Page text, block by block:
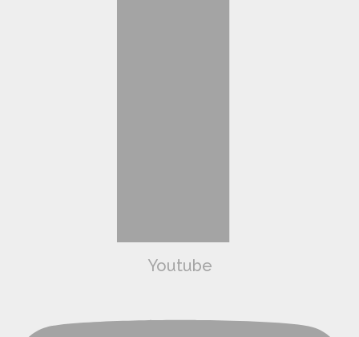
Youtube